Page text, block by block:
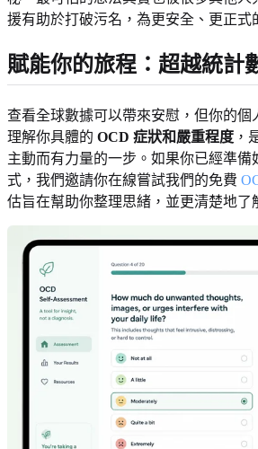
援有助於打破污名，為更安全、更正式
賦能你的旅程：超越統計
查看全球數據可以帶來安慰，但你的個
理解你具體的 OCD 症狀和嚴重程度 ，
主動而有力量的一步。如果你已經準備
式，我們邀請你在線嘗試我們的免費
估旨在幫助你整理思緒，並更清楚地了